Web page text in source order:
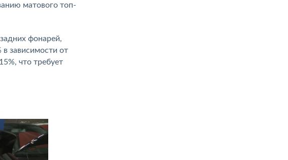
матового топ-
фонарей,
зависимости от
что требует